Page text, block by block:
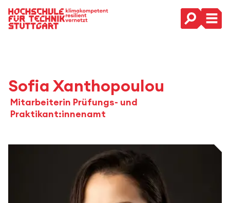
Hauptnavigation
Sofia Xanthopoulou
Mitarbeiterin Prüfungs- und
Praktikant:innenamt